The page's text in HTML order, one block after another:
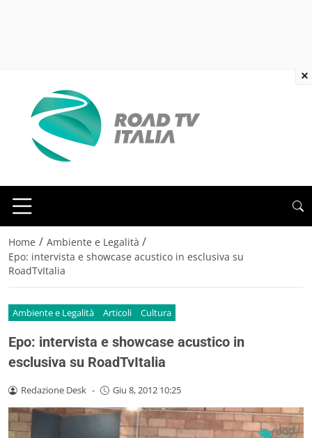
Home / Ambiente e Legalità /
Epo: intervista e showcase acustico in esclusiva su
RoadTvItalia
Ambiente e Legalità Articoli Cultura
Epo: intervista e showcase acustico in
esclusiva su RoadTvItalia
Redazione Desk - Giu 8, 2012 10:25
×